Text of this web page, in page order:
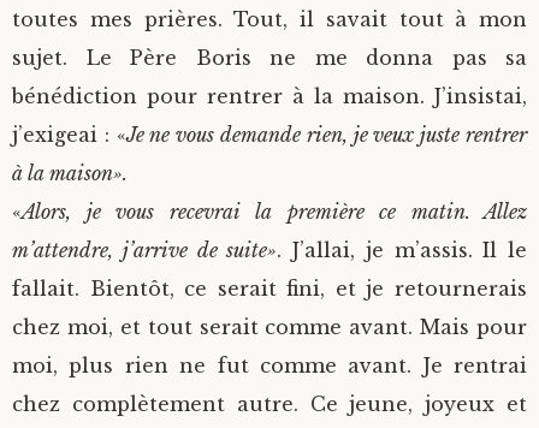
toutes mes prières. Tout, il savait tout à mon
sujet. Le Père Boris ne me donna pas sa
bénédiction pour rentrer à la maison. J’insistai,
j’exigeai : «Je ne vous demande rien, je veux juste rentrer
à la maison».
«Alors, je vous recevrai la première ce matin. Allez
m’attendre, j’arrive de suite». J’allai, je m’assis. Il le
fallait. Bientôt, ce serait fini, et je retournerais
chez moi, et tout serait comme avant. Mais pour
moi, plus rien ne fut comme avant. Je rentrai
chez complètement autre. Ce jeune, joyeux et